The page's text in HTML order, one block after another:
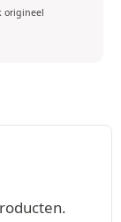
origineel